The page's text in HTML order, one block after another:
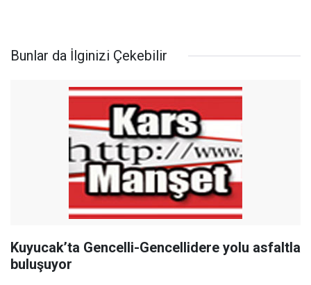
Bunlar da İlginizi Çekebilir
Kuyucak’ta Gencelli-Gencellidere yolu asfaltla
buluşuyor